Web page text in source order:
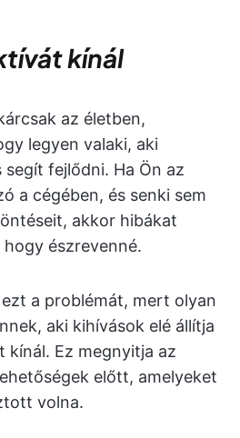
kínál
az életben,
legyen valaki, aki
segít fejlődni. Ha Ön az
a cégében, és senki sem
akkor hibákat
észrevenné.
a problémát, mert olyan
aki kihívások elé állítja
kínál. Ez megnyitja az
előtt, amelyeket
volna.